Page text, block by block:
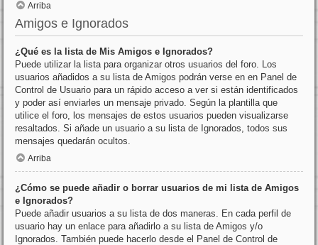
Arriba
Amigos e Ignorados
¿Qué es la lista de Mis Amigos e Ignorados?
Puede utilizar la lista para organizar otros usuarios del foro. Los
usuarios añadidos a su lista de Amigos podrán verse en en Panel de
Control de Usuario para un rápido acceso a ver si están identificados
y poder así enviarles un mensaje privado. Según la plantilla que
utilice el foro, los mensajes de estos usuarios pueden visualizarse
resaltados. Si añade un usuario a su lista de Ignorados, todos sus
mensajes quedarán ocultos.
Arriba
¿Cómo se puede añadir o borrar usuarios de mi lista de Amigos
e Ignorados?
Puede añadir usuarios a su lista de dos maneras. En cada perfil de
usuario hay un enlace para añadirlo a su lista de Amigos y/o
Ignorados. También puede hacerlo desde el Panel de Control de